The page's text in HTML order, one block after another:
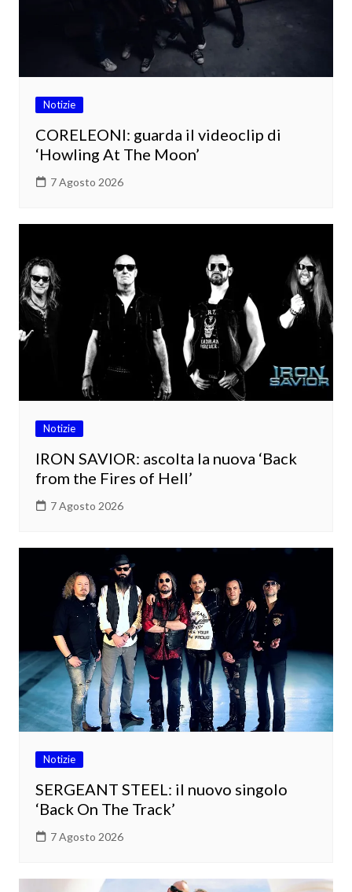
Notizie
CORELEONI: guarda il videoclip di
‘Howling At The Moon’
7 Agosto 2026
Notizie
IRON SAVIOR: ascolta la nuova ‘Back
from the Fires of Hell’
7 Agosto 2026
Notizie
SERGEANT STEEL: il nuovo singolo
‘Back On The Track’
7 Agosto 2026